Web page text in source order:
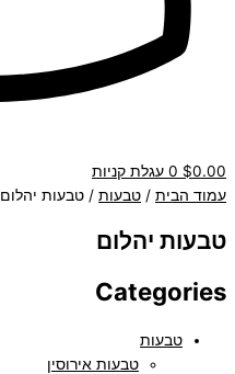
$0.00
0 עגלת קניות
עמוד הבית / טבעות / טבעות יהלום
טבעות יהלום
Categories
טבעות
טבעות אירוסין